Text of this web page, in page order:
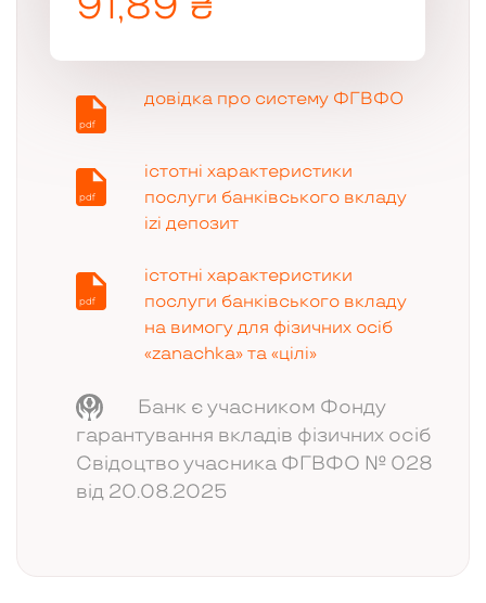
довідка про систему ФГВФО
істотні характеристики
послуги банківського вкладу
izi депозит
істотні характеристики
послуги банківського вкладу
на вимогу для фізичних осіб
«zanachka» та «цілі»
Банк є учасником Фонду
гарантування вкладів фізичних осіб
Свідоцтво учасника ФГВФО № 028
від 20.08.2025